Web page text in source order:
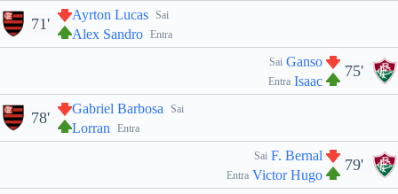
Sai
Ayrton Lucas
Entra
Alex Sandro
71'
75'
Sai Ganso
Entra Isaac
Sai
Gabriel Barbosa
Entra
Lorran
78'
79'
Sai F. Bernal
Entra Victor Hugo